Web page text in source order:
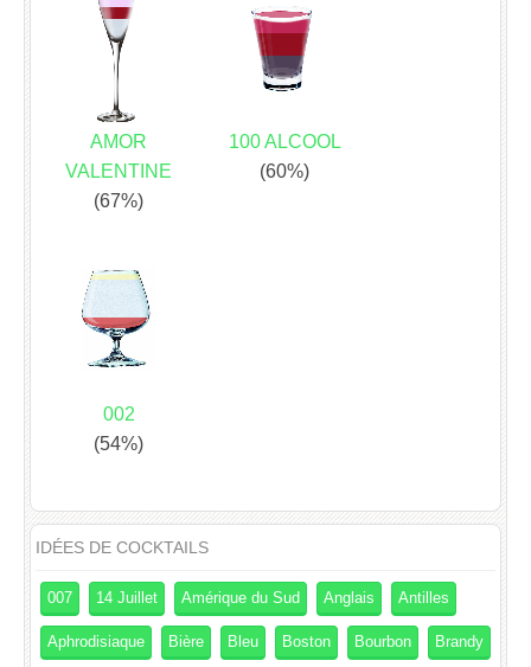
AMOR
VALENTINE
(67%)
100 ALCOOL
(60%)
002
(54%)
IDÉES DE COCKTAILS
007 14 Juillet Amérique du Sud Anglais Antilles
Aphrodisiaque Bière Bleu Boston Bourbon Brandy